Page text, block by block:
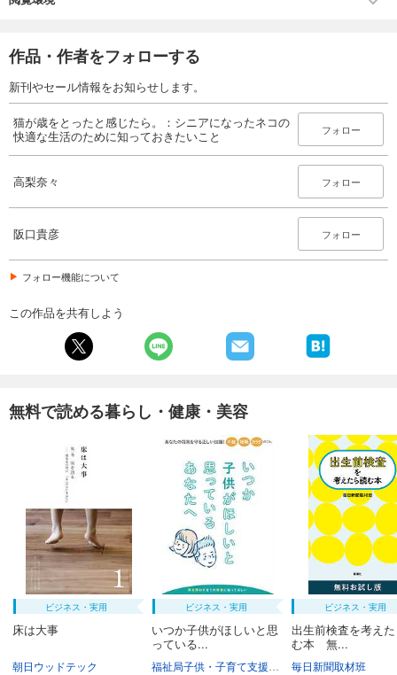
作品・作者をフォローする
新刊やセール情報をお知らせします。
猫が歳をとったと感じたら。：シニアになったネコの
快適な生活のために知っておきたいこと
フォロー
高梨奈々 フォロー
阪口貴彦 フォロー
フォロー機能について
この作品を共有しよう
無料で読める暮らし・健康・美容
ビジネス・実用
床は大事
朝日ウッドテック
ビジネス・実用
いつか子供がほしいと思
っている...
東京都
ビジネス・実用
出生前検査を考え
む本 無...
毎日新聞取材班